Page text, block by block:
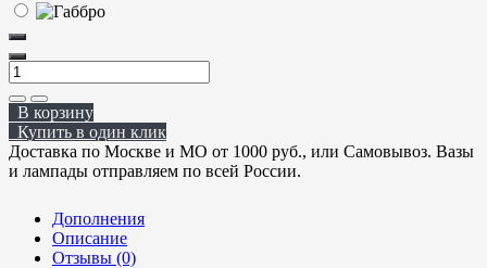
В корзину
Купить в один клик
Доставка по Москве и МО от 1000 руб., или Самовывоз. Вазы
и лампады отправляем по всей России.
Дополнения
Описание
Отзывы (0)